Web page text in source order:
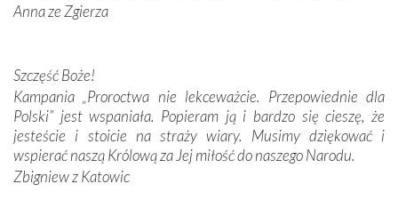
W miejscu objawień Matki Bożej zapaliliśmy świece
Podczas tej kilkudniowej wyprawy na każdym kroku
spotykaliśmy się z serdeczną otwartością
Portugalczyków. Podziwialiśmy ich ludową sztukę i
zwyczaje. Mimo że nasze kraje są od siebie bardzo
oddalone, w żaden sposób nie czuliśmy się obco.
Sprawiła to oczywiście sama Matka Boża, ale też
kulturowa bliskość biorąca swój początek w naszej
Anna ze Zgierza
Szczęść Boże!
Kampania „Proroctwa nie lekceważcie. Przepowiednie dla
Polski” jest wspaniała. Popieram ją i bardzo się cieszę, że
jesteście i stoicie na straży wiary. Musimy dziękować i
wspierać naszą Królową za Jej miłość do naszego Narodu.
Zbigniew z Katowic